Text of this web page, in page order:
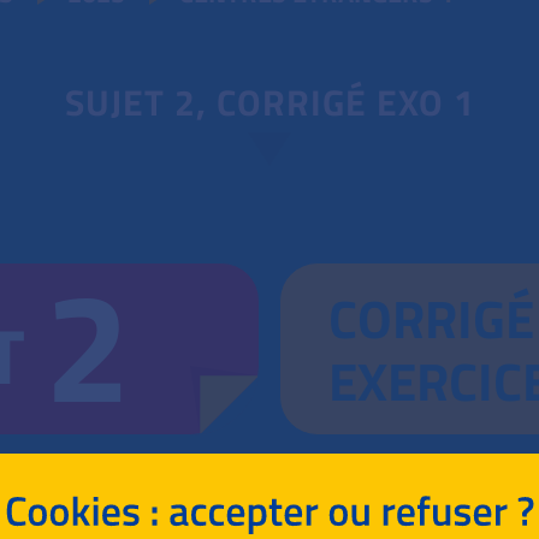
SUJET 2, CORRIGÉ EXO 1
2 CORRIGÉ